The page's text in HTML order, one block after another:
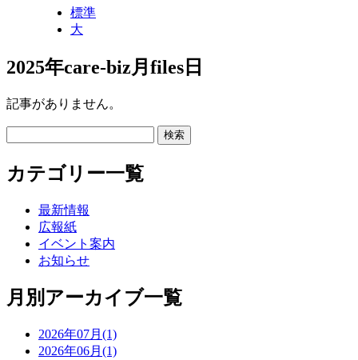
標準
大
2025年care-biz月files日
記事がありません。
カテゴリー一覧
最新情報
広報紙
イベント案内
お知らせ
月別アーカイブ一覧
2026年07月(1)
2026年06月(1)